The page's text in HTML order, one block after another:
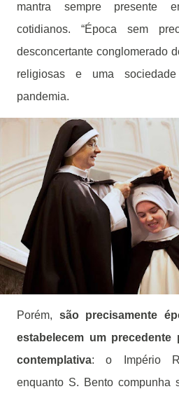
mantra sempre presente
cotidianos. “Época sem
desconcertante conglomerado
religiosas e uma
pandemia.
Porém, são precisamente
estabelecem um
contemplativa: o Império
enquanto S. Bento compunha